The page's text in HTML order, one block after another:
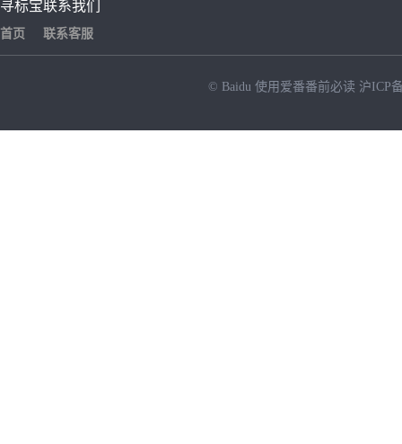
寻标宝
首页
联系我们
联系客服
© Baidu 使用爱番番前必读 沪ICP